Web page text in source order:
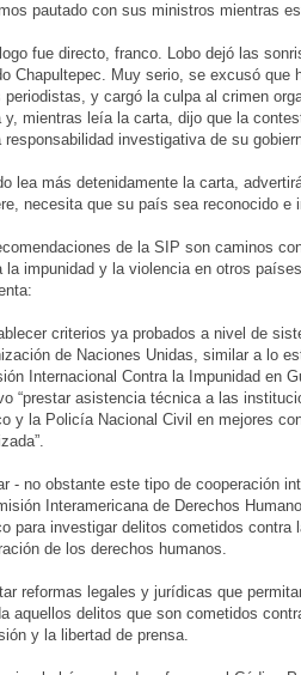
pautado con sus ministros mientras
fue directo, franco. Lobo dejó las
Chapultepec. Muy serio, se excusó
periodistas, y cargó la culpa al crimen
y, mientras leía la carta, dijo que la
responsabilidad investigativa de su
lea más detenidamente la carta,
necesita que su país sea reconocido e
de la SIP son caminos
la impunidad y la violencia en otros
criterios ya probados a nivel de
de Naciones Unidas, similar a lo
Internacional Contra la Impunidad en
“prestar asistencia técnica a las
y la Policía Nacional Civil en mejores
- no obstante este tipo de cooperación
Interamericana de Derechos
para investigar delitos cometidos
de los derechos humanos.
reformas legales y jurídicas que
aquellos delitos que son cometidos
y la libertad de prensa.